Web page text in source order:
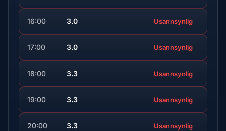
16:00 3.0 Usannsynlig
17:00 3.0 Usannsynlig
18:00 3.3 Usannsynlig
19:00 3.3 Usannsynlig
20:00 3.3 Usannsynlig